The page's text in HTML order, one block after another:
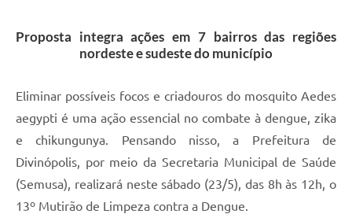
Proposta integra ações em 7 bairros das regiões
nordeste e sudeste do município
Eliminar possíveis focos e criadouros do mosquito Aedes
aegypti é uma ação essencial no combate à dengue, zika
e chikungunya. Pensando nisso, a Prefeitura de
Divinópolis, por meio da Secretaria Municipal de Saúde
(Semusa), realizará neste sábado (23/5), das 8h às 12h, o
13º Mutirão de Limpeza contra a Dengue.